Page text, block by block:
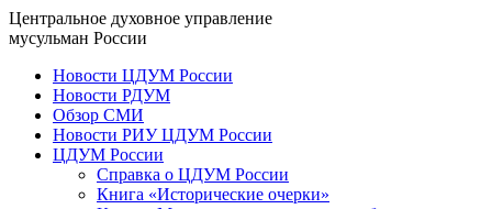
Центральное духовное управление
мусульман России
Новости ЦДУМ России
Новости РДУМ
Обзор СМИ
Новости РИУ ЦДУМ России
ЦДУМ России
Справка о ЦДУМ России
Книга «Исторические очерки»